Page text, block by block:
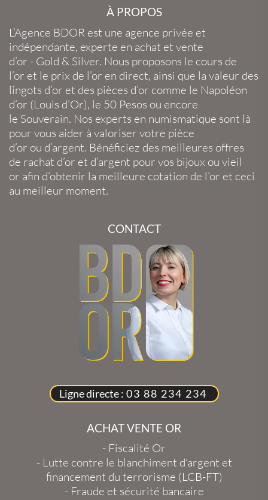
À PROPOS
L’Agence BDOR est une agence privée et
indépendante, experte en achat et vente
d’or - Gold & Silver. Nous proposons le cours de
l’or et le prix de l’or en direct, ainsi que la valeur des
lingots d’or et des pièces d’or comme le Napoléon
d’or (Louis d’Or), le 50 Pesos ou encore
le Souverain. Nos experts en numismatique sont là
pour vous aider à valoriser votre pièce
d’or ou d’argent. Bénéficiez des meilleures offres
de rachat d’or et d’argent pour vos bijoux ou vieil
or afin d’obtenir la meilleure cotation de l’or et ceci
au meilleur moment.
CONTACT
Ligne directe : 03 88 234 234
ACHAT VENTE OR
- Fiscalité Or
- Lutte contre le blanchiment d'argent et
financement du terrorisme (LCB-FT)
- Fraude et sécurité bancaire